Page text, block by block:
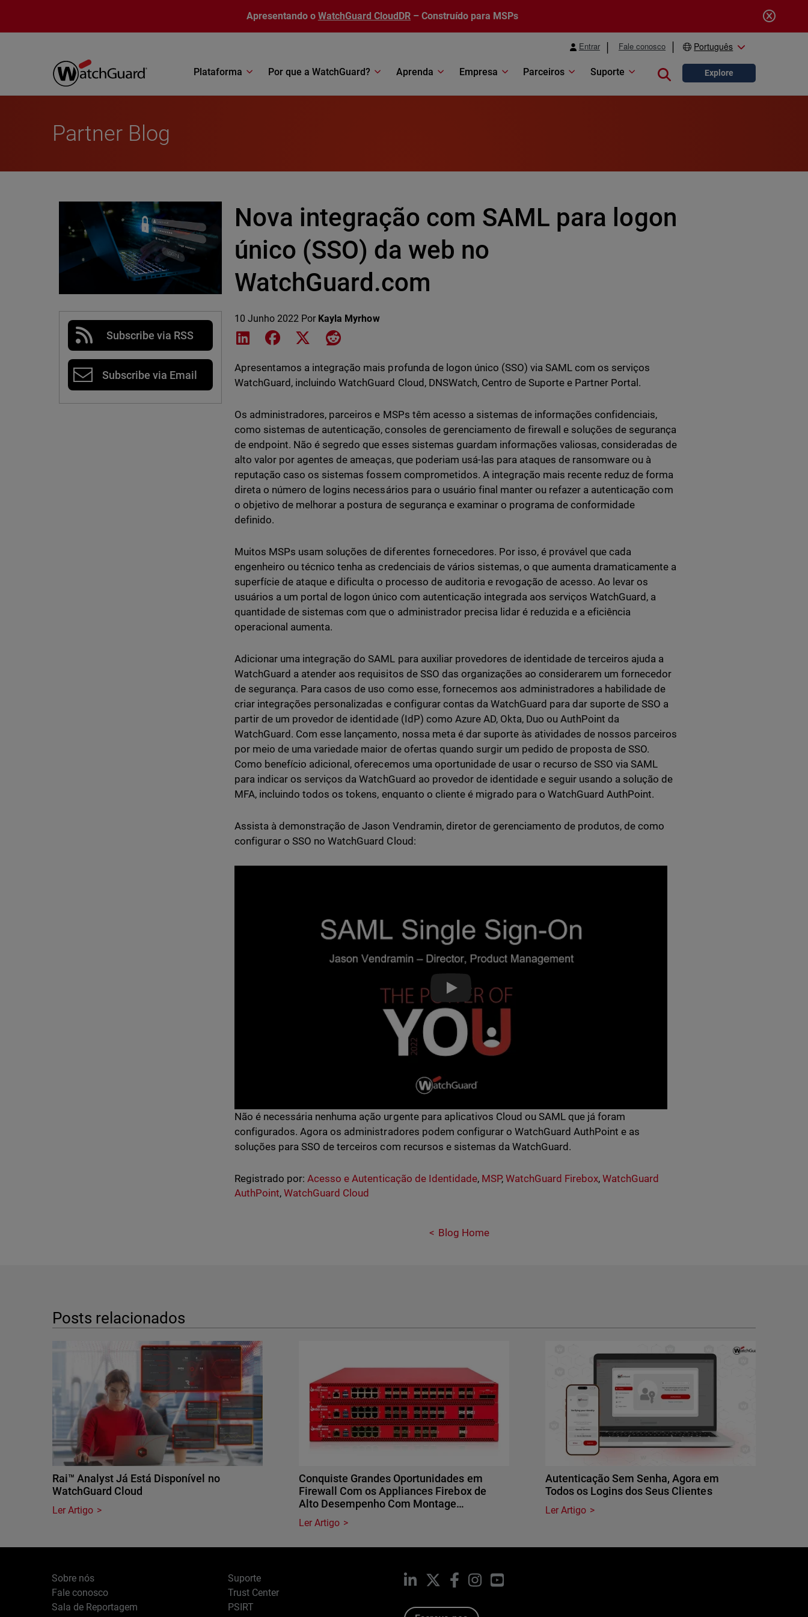
Apresentando o WatchGuard CloudDR – Construído para MSPs
Entrar Fale conosco Português
Plataforma Por que a WatchGuard? Aprenda Empresa Parceiros Suporte Close search
Explore
Partner Blog
Subscribe via RSS
Subscribe via Email
Nova integração com SAML para logon
único (SSO) da web no
WatchGuard.com
10 Junho 2022 Por Kayla Myrhow
Share on LinkedIn
Share on Facebook
Share on XShare on Reddit
Apresentamos a integração mais profunda de logon único (SSO) via SAML com os serviços
WatchGuard, incluindo WatchGuard Cloud, DNSWatch, Centro de Suporte e Partner Portal.
Os administradores, parceiros e MSPs têm acesso a sistemas de informações confidenciais,
como sistemas de autenticação, consoles de gerenciamento de firewall e soluções de segurança
de endpoint. Não é segredo que esses sistemas guardam informações valiosas, consideradas de
alto valor por agentes de ameaças, que poderiam usá-las para ataques de ransomware ou à
reputação caso os sistemas fossem comprometidos. A integração mais recente reduz de forma
direta o número de logins necessários para o usuário final manter ou refazer a autenticação com
o objetivo de melhorar a postura de segurança e examinar o programa de conformidade
definido.
Muitos MSPs usam soluções de diferentes fornecedores. Por isso, é provável que cada
engenheiro ou técnico tenha as credenciais de vários sistemas, o que aumenta dramaticamente a
superfície de ataque e dificulta o processo de auditoria e revogação de acesso. Ao levar os
usuários a um portal de logon único com autenticação integrada aos serviços WatchGuard, a
quantidade de sistemas com que o administrador precisa lidar é reduzida e a eficiência
operacional aumenta.
Adicionar uma integração do SAML para auxiliar provedores de identidade de terceiros ajuda a
WatchGuard a atender aos requisitos de SSO das organizações ao considerarem um fornecedor
de segurança. Para casos de uso como esse, fornecemos aos administradores a habilidade de
criar integrações personalizadas e configurar contas da WatchGuard para dar suporte de SSO a
partir de um provedor de identidade (IdP) como Azure AD, Okta, Duo ou AuthPoint da
WatchGuard. Com esse lançamento, nossa meta é dar suporte às atividades de nossos parceiros
por meio de uma variedade maior de ofertas quando surgir um pedido de proposta de SSO.
Como benefício adicional, oferecemos uma oportunidade de usar o recurso de SSO via SAML
para indicar os serviços da WatchGuard ao provedor de identidade e seguir usando a solução de
MFA, incluindo todos os tokens, enquanto o cliente é migrado para o WatchGuard AuthPoint.
Assista à demonstração de Jason Vendramin, diretor de gerenciamento de produtos, de como
configurar o SSO no WatchGuard Cloud:
Partner Blog - Introducing SAML SSO for WatchGuard.com
Não é necessária nenhuma ação urgente para aplicativos Cloud ou SAML que já foram
configurados. Agora os administradores podem configurar o WatchGuard AuthPoint e as
soluções para SSO de terceiros com recursos e sistemas da WatchGuard.
Registrado por: Acesso e Autenticação de Identidade, MSP, WatchGuard Firebox,WatchGuard
AuthPoint,WatchGuard Cloud
Blog Home
Posts relacionados
Rai™ Analyst Já Está Disponível no
WatchGuard Cloud
Ler Artigo
Conquiste Grandes Oportunidades em
Firewall Com os Appliances Firebox de
Alto Desempenho Com Montage…
Ler Artigo
Autenticação Sem Senha, Agora em
Todos os Logins dos Seus Clientes
Ler Artigo
Sobre nós
Fale conosco
Sala de Reportagem
Suporte
Trust Center
PSIRT
LinkedIn Facebook
InstagramYouTube